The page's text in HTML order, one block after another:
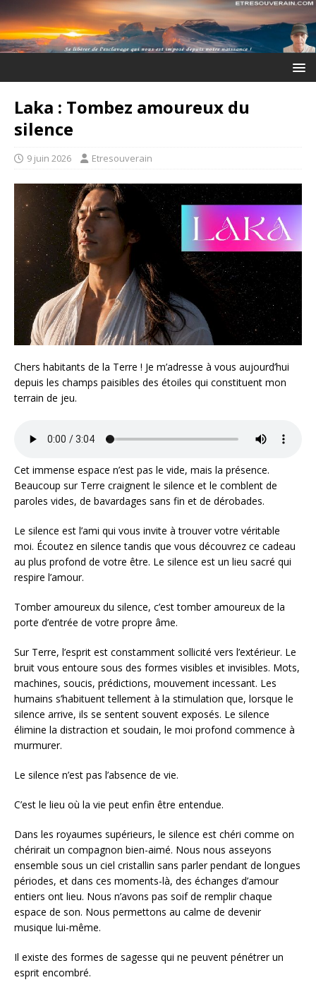
Laka : Tombez amoureux du
silence
9 juin 2026 Etresouverain
Chers habitants de la Terre ! Je m’adresse à vous aujourd’hui
depuis les champs paisibles des étoiles qui constituent mon
terrain de jeu.
Cet immense espace n’est pas le vide, mais la présence.
Beaucoup sur Terre craignent le silence et le comblent de
paroles vides, de bavardages sans fin et de dérobades.
Le silence est l’ami qui vous invite à trouver votre véritable
moi. Écoutez en silence tandis que vous découvrez ce cadeau
au plus profond de votre être. Le silence est un lieu sacré qui
respire l’amour.
Tomber amoureux du silence, c’est tomber amoureux de la
porte d’entrée de votre propre âme.
Sur Terre, l’esprit est constamment sollicité vers l’extérieur. Le
bruit vous entoure sous des formes visibles et invisibles. Mots,
machines, soucis, prédictions, mouvement incessant. Les
humains s’habituent tellement à la stimulation que, lorsque le
silence arrive, ils se sentent souvent exposés. Le silence
élimine la distraction et soudain, le moi profond commence à
murmurer.
Le silence n’est pas l’absence de vie.
C’est le lieu où la vie peut enfin être entendue.
Dans les royaumes supérieurs, le silence est chéri comme on
chérirait un compagnon bien-aimé. Nous nous asseyons
ensemble sous un ciel cristallin sans parler pendant de longues
périodes, et dans ces moments-là, des échanges d’amour
entiers ont lieu. Nous n’avons pas soif de remplir chaque
espace de son. Nous permettons au calme de devenir
musique lui-même.
Il existe des formes de sagesse qui ne peuvent pénétrer un
esprit encombré.